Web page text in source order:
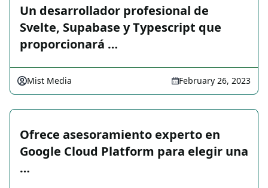
Un desarrollador profesional de
Svelte, Supabase y Typescript que
proporcionará …
Mist Media February 26, 2023
Ofrece asesoramiento experto en
Google Cloud Platform para elegir una
…